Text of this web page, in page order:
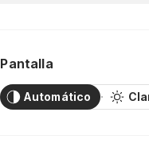
Pantalla
Automático